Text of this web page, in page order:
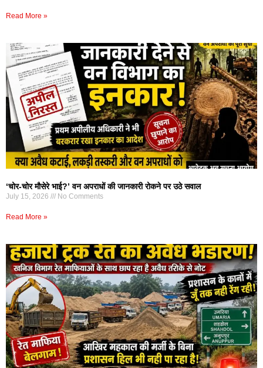
Read More »
‘चोर-चोर मौसेरे भाई?’ वन अपराधों की जानकारी रोकने पर उठे सवाल
July 15, 2026 No Comments
Read More »